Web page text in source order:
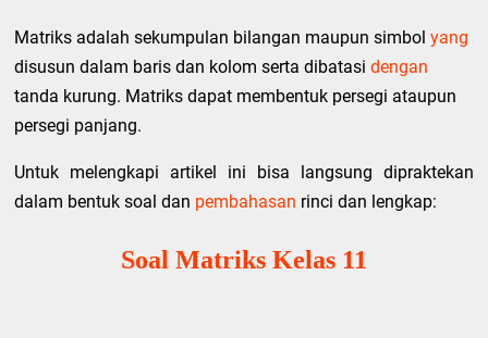
Matriks adalah sekumpulan bilangan maupun simbolyang
disusun dalam baris dan kolom serta dibatasidengan
tanda kurung. Matriks dapat membentuk persegi ataupun
persegi panjang.
Untuk melengkapi artikel ini bisa langsung dipraktekan
dalam bentuk soal dan pembahasan rinci dan lengkap:
Soal Matriks Kelas 11